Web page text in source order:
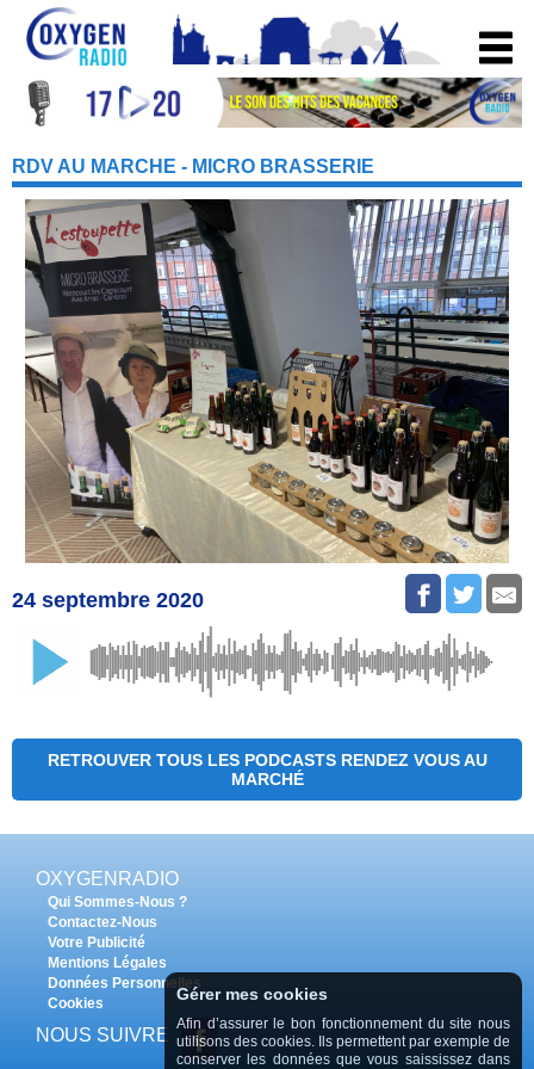
RDV AU MARCHE - MICRO BRASSERIE
24 septembre 2020
RETROUVER TOUS LES PODCASTS RENDEZ VOUS AU
MARCHÉ
OXYGENRADIO
Qui Sommes-Nous ?
Contactez-Nous
Votre Publicité
Mentions Légales
Données Personnelles
Cookies
NOUS SUIVRE
Gérer mes cookies
Afin d’assurer le bon fonctionnement du site nous
utilisons des cookies. Ils permettent par exemple de
conserver les données que vous saississez dans